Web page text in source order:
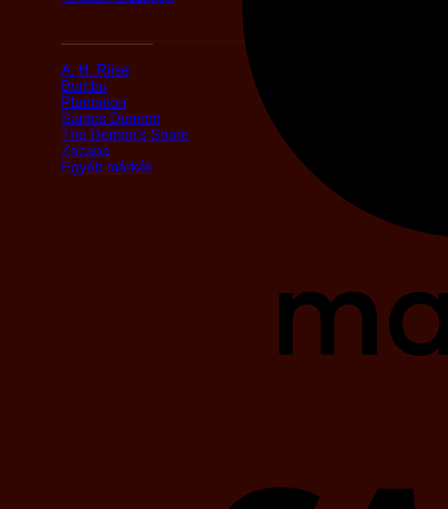
A. H. Riise
Bumbu
Plantation
Santos Dumont
The Demon's Share
Zacapa
Egyéb márkák